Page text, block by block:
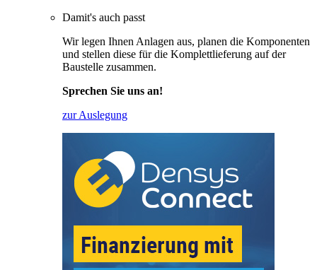
Damit's auch passt
Wir legen Ihnen Anlagen aus, planen die Komponenten
und stellen diese für die Komplettlieferung auf der
Baustelle zusammen.
Sprechen Sie uns an!
zur Auslegung